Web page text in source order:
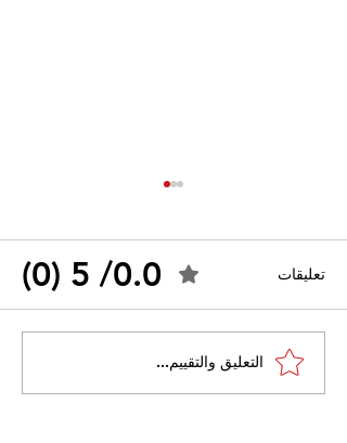
القضاء الإداري يقضي بحل
نقابة "كنابست"
تعليقات 0.0/ 5 (0)
التعليق والتقييم...